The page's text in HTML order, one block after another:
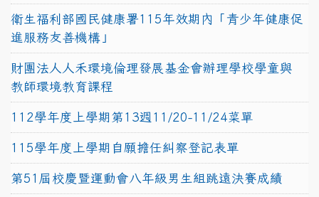
衛生福利部國民健康署115年效期內「青少年健康促
進服務友善機構」
財團法人人禾環境倫理發展基金會辦理學校學童與
教師環境教育課程
112學年度上學期第13週11/20-11/24菜單
115學年度上學期自願擔任糾察登記表單
第51屆校慶暨運動會八年級男生組跳遠決賽成績